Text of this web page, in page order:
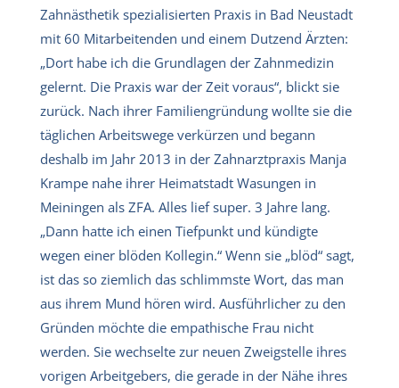
Zahnästhetik spezialisierten Praxis in Bad Neustadt
mit 60 Mitarbeitenden und einem Dutzend Ärzten:
„Dort habe ich die Grundlagen der Zahnmedizin
gelernt. Die Praxis war der Zeit voraus“, blickt sie
zurück. Nach ihrer Familiengründung wollte sie die
täglichen Arbeitswege verkürzen und begann
deshalb im Jahr 2013 in der Zahnarztpraxis Manja
Krampe nahe ihrer Heimatstadt Wasungen in
Meiningen als ZFA. Alles lief super. 3 Jahre lang.
„Dann hatte ich einen Tiefpunkt und kündigte
wegen einer blöden Kollegin.“ Wenn sie „blöd“ sagt,
ist das so ziemlich das schlimmste Wort, das man
aus ihrem Mund hören wird. Ausführlicher zu den
Gründen möchte die empathische Frau nicht
werden. Sie wechselte zur neuen Zweigstelle ihres
vorigen Arbeitgebers, die gerade in der Nähe ihres